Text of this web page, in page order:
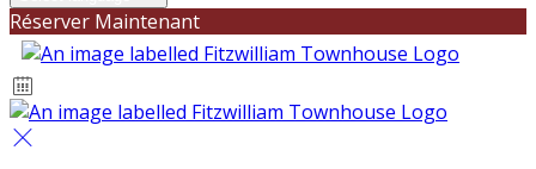
Réserver Maintenant